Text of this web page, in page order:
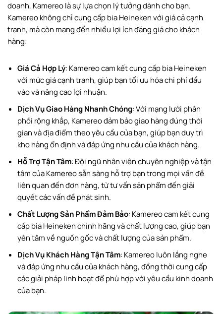
doanh, Kamereo là sự lựa chọn lý tưởng dành cho bạn.
Kamereo không chỉ cung cấp bia Heineken với giá cả cạnh
tranh, mà còn mang đến nhiều lợi ích đáng giá cho khách
hàng:
Giá Cả Hợp Lý: Kamereo cam kết cung cấp bia Heineken
với mức giá cạnh tranh, giúp bạn tối ưu hóa chi phí đầu
vào và nâng cao lợi nhuận.
Dịch Vụ Giao Hàng Nhanh Chóng: Với mạng lưới phân
phối rộng khắp, Kamereo đảm bảo giao hàng đúng thời
gian và địa điểm theo yêu cầu của bạn, giúp bạn duy trì
kho hàng ổn định và đáp ứng nhu cầu của khách hàng.
Hỗ Trợ Tận Tâm: Đội ngũ nhân viên chuyên nghiệp và tận
tâm của Kamereo sẵn sàng hỗ trợ bạn trong mọi vấn đề
liên quan đến đơn hàng, từ tư vấn sản phẩm đến giải
quyết các vấn đề phát sinh.
Chất Lượng Sản Phẩm Đảm Bảo: Kamereo cam kết cung
cấp bia Heineken chính hãng và chất lượng cao, giúp bạn
yên tâm về nguồn gốc và chất lượng của sản phẩm.
Dịch Vụ Khách Hàng Tận Tâm: Kamereo luôn lắng nghe
và đáp ứng nhu cầu của khách hàng, đồng thời cung cấp
các giải pháp linh hoạt để phù hợp với yêu cầu kinh doanh
của bạn.